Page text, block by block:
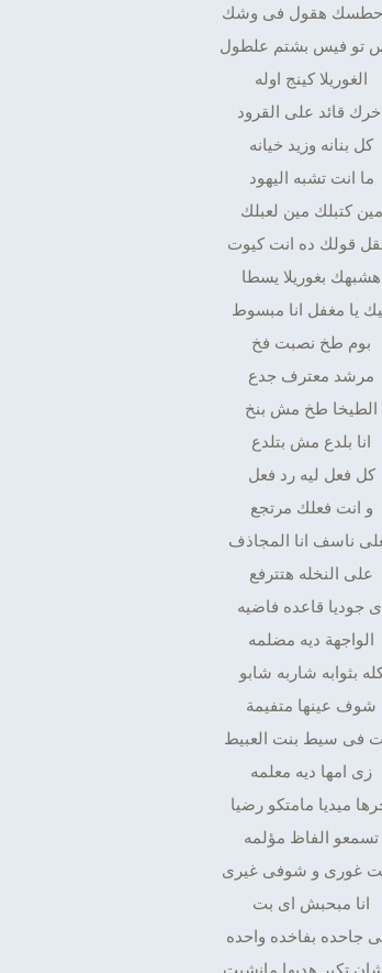
حطسك هقول فى وشك
تو فيس بشتم علطول
الغوريلا كينج اوله
قائد على القرود
كل بنانه وزيد خيانه
ما انت تشبه اليهود
مين كتبلك مين لعبلك
قولك ده انت كيوت
هشبهك بغوريلا يسطا
يا مغفل انا مبسوط
بوم طخ نصبت فخ
مرشد معترف جدع
الطيخا طخ مش بنخ
انا بلدع مش بتلدع
كل فعل ليه رد فعل
و انت فعلك مرتجع
ناسف انا المجاذف
على النخله هتترفع
جوديا قاعده فاضيه
الواجهة ديه مضلمه
بثوابه شاربه شابو
شوف عينها متفيمة
فى سيط بنت العبيط
زى امها ديه معلمه
ميديا مامتكو رضيا
تسمعو الفاظ مؤلمه
غورى و شوفى غيرى
انا مبحبش اى بت
جاحده بفاخده واحده
تكبر هديها مانشيت